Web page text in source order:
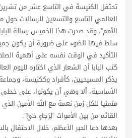
تحتفل الكنيسة في التاسع عشر من تشرين
العالمي التاسع والتسعين للرسالات حول
الأمم”، وقد صدرت هذا الخميس رسالة
سلط فيها الضوء على ضرورة أن يكون جميع
التأكيد في الوقت نفسه على أهمية
كتب البابا أن الشعار الذي اختاره لليوم
يذكر المسيحيين، كأفراد وككنيسة،
الأساسية، ألا وهي أن يكونوا، على خطى
متمنيا للكل زمن نعمة مع الله الأمين
القائم من بين الأموات “لِرَجاءٍ حَيٍّ”.
بعدها دعا الحبر الأعظم، خلال الاحتفال